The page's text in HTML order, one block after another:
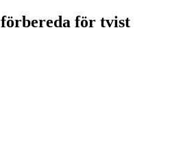
för tvist